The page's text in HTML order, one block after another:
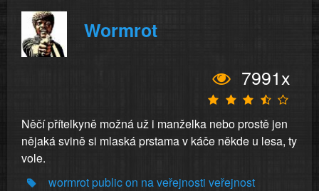
Wormrot
7991x
Něčí přítelkyně možná už i manželka nebo prostě jen
nějaká svině si mlaská prstama v káče někde u lesa, ty
vole.
wormrotpublicon naveřejnosti veřejnost